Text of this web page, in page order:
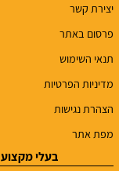
יצירת קשר
פרסום באתר
תנאי השימוש
מדיניות הפרטיות
הצהרת נגישות
מפת אתר
בעלי מקצוע